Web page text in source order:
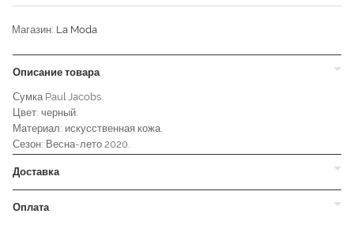
Магазин: La Moda
Описание товара
Сумка Paul Jacobs.
Цвет: черный.
Материал: искусственная кожа.
Сезон: Весна-лето 2020.
Доставка
Оплата